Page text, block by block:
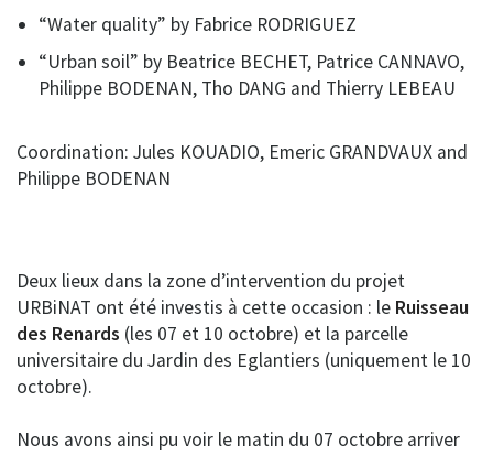
“Water quality” by Fabrice RODRIGUEZ
“Urban soil” by Beatrice BECHET, Patrice CANNAVO,
Philippe BODENAN, Tho DANG and Thierry LEBEAU
Coordination: Jules KOUADIO, Emeric GRANDVAUX and
Philippe BODENAN
Deux lieux dans la zone d’intervention du projet
URBiNAT ont été investis à cette occasion : le Ruisseau
des Renards (les 07 et 10 octobre) et la parcelle
universitaire du Jardin des Eglantiers (uniquement le 10
octobre).
Nous avons ainsi pu voir le matin du 07 octobre arriver